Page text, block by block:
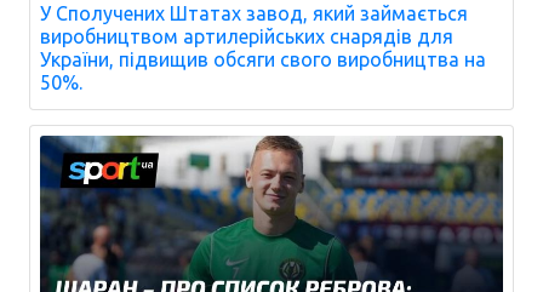
У Сполучених Штатах завод, який займається
виробництвом артилерійських снарядів для
України, підвищив обсяги свого виробництва на
50%.